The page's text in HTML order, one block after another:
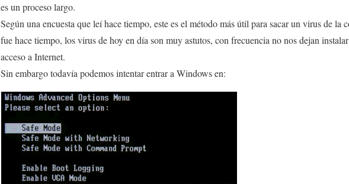
es un proceso largo.
Según una encuesta que leí hace tiempo, este es el método más útil para sacar un virus de la
fue hace tiempo, los virus de hoy en día son muy astutos, con frecuencia no nos dejan
acceso a Internet.
Sin embargo todavía podemos intentar entrar a Windows en: